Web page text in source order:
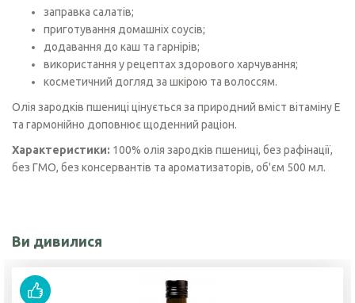
заправка салатів;
приготування домашніх соусів;
додавання до каш та гарнірів;
використання у рецептах здорового харчування;
косметичний догляд за шкірою та волоссям.
Олія зародків пшениці цінується за природний вміст вітаміну Е
та гармонійно доповнює щоденний раціон.
Характеристики: 100% олія зародків пшениці, без рафінації,
без ГМО, без консервантів та ароматизаторів, об'єм 500 мл.
Ви дивилися